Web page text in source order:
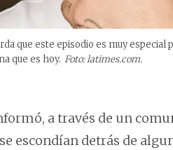
que este episodio es muy
que es hoy. Foto: latimes.com.
a través de un
escondían detrás de